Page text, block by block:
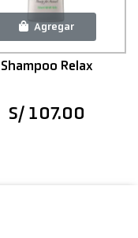
Agregar
Shampoo Relax
S/ 107.00